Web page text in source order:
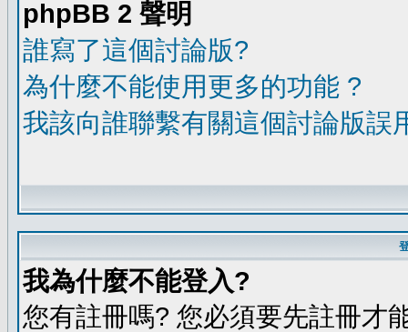
phpBB 2 聲明
誰寫了這個討論版?
為什麼不能使用更多的功能 ?
我該向誰聯繫有關這個討論版誤
我為什麼不能登入?
您有註冊嗎? 您必須要先註冊才